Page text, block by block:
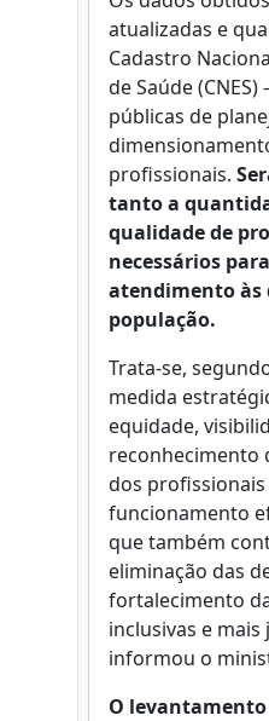
atualizadas e
Cadastro
de Saúde
públicas de
profissionais.
tanto a
qualidade de
necessários
atendimento às
população.
Trata-se,
medida
equidade,
reconhecimento
dos
funcionamento
que também
eliminação das
fortalecimento
inclusivas e mais
informou o
O